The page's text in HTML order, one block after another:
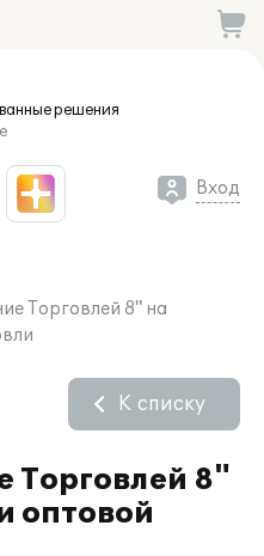
решения
Вход
Торговлей 8" на
Торговлей 8"
оптовой
К списку